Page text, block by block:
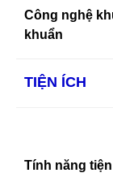
Công nghệ
khuẩn
TIỆN ÍCH
Tính năng